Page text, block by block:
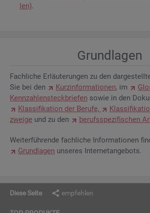
len).
Grund­la­gen
Fach­li­che Er­läu­te­run­gen zu den
Sie bei den
Kurz­in­for­ma­tio­nen, im
Kenn­zah­len­steck­brie­fen sowie in den
Klas­si­fi­ka­ti­on der Be­ru­fe,
zwei­ge und zu den be­rufs­spe­zi­fi­schen
Wei­ter­füh­ren­de fach­li­che In­for­ma­tio­nen
Grund­la­gen un­se­res In­ter­net­an­ge­bots.
Diese Seite empfehlen